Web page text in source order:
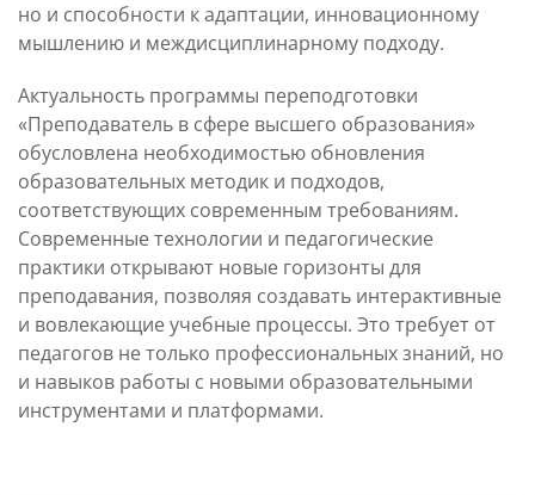
но и способности к адаптации, инновационному
мышлению и междисциплинарному подходу.
Актуальность программы переподготовки
«Преподаватель в сфере высшего образования»
обусловлена необходимостью обновления
образовательных методик и подходов,
соответствующих современным требованиям.
Современные технологии и педагогические
практики открывают новые горизонты для
преподавания, позволяя создавать интерактивные
и вовлекающие учебные процессы. Это требует от
педагогов не только профессиональных знаний, но
и навыков работы с новыми образовательными
инструментами и платформами.